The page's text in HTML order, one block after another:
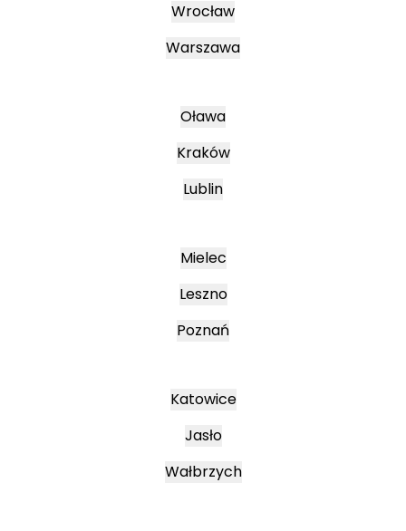
Wrocław
Warszawa
Oława
Kraków
Lublin
Mielec
Leszno
Poznań
Katowice
Jasło
Wałbrzych